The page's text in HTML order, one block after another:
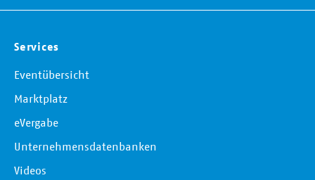
Services
Eventübersicht
Marktplatz
eVergabe
Unternehmensdatenbanken
Videos